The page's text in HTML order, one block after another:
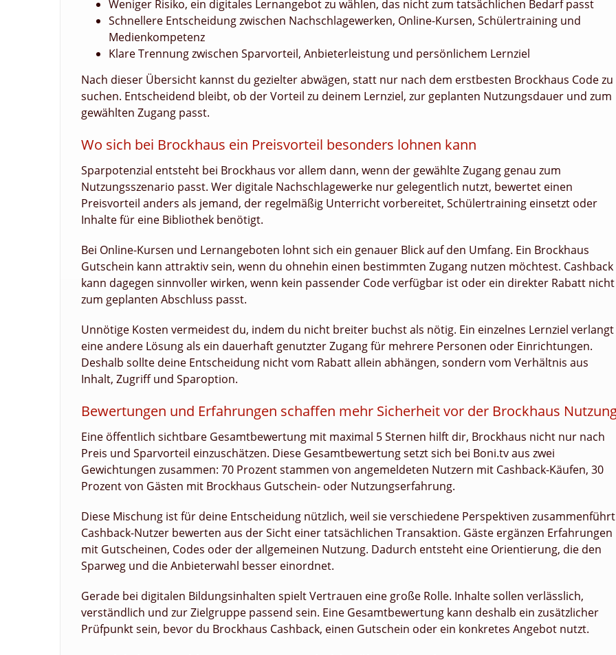
Weniger Risiko, ein digitales Lernangebot zu wählen, das nicht zum tatsächlichen Bedarf passt
Schnellere Entscheidung zwischen Nachschlagewerken, Online-Kursen, Schülertraining und
Medienkompetenz
Klare Trennung zwischen Sparvorteil, Anbieterleistung und persönlichem Lernziel
Nach dieser Übersicht kannst du gezielter abwägen, statt nur nach dem erstbesten Brockhaus Code zu
suchen. Entscheidend bleibt, ob der Vorteil zu deinem Lernziel, zur geplanten Nutzungsdauer und zum
gewählten Zugang passt.
Wo sich bei Brockhaus ein Preisvorteil besonders lohnen kann
Sparpotenzial entsteht bei Brockhaus vor allem dann, wenn der gewählte Zugang genau zum
Nutzungsszenario passt. Wer digitale Nachschlagewerke nur gelegentlich nutzt, bewertet einen
Preisvorteil anders als jemand, der regelmäßig Unterricht vorbereitet, Schülertraining einsetzt oder
Inhalte für eine Bibliothek benötigt.
Bei Online-Kursen und Lernangeboten lohnt sich ein genauer Blick auf den Umfang. Ein Brockhaus
Gutschein kann attraktiv sein, wenn du ohnehin einen bestimmten Zugang nutzen möchtest. Cashback
kann dagegen sinnvoller wirken, wenn kein passender Code verfügbar ist oder ein direkter Rabatt nicht
zum geplanten Abschluss passt.
Unnötige Kosten vermeidest du, indem du nicht breiter buchst als nötig. Ein einzelnes Lernziel verlangt
eine andere Lösung als ein dauerhaft genutzter Zugang für mehrere Personen oder Einrichtungen.
Deshalb sollte deine Entscheidung nicht vom Rabatt allein abhängen, sondern vom Verhältnis aus
Inhalt, Zugriff und Sparoption.
Bewertungen und Erfahrungen schaffen mehr Sicherheit vor der Brockhaus
Eine öffentlich sichtbare Gesamtbewertung mit maximal 5 Sternen hilft dir, Brockhaus nicht nur nach
Preis und Sparvorteil einzuschätzen. Diese Gesamtbewertung setzt sich bei Boni.tv aus zwei
Gewichtungen zusammen: 70 Prozent stammen von angemeldeten Nutzern mit Cashback-Käufen, 30
Prozent von Gästen mit Brockhaus Gutschein- oder Nutzungserfahrung.
Diese Mischung ist für deine Entscheidung nützlich, weil sie verschiedene Perspektiven
Cashback-Nutzer bewerten aus der Sicht einer tatsächlichen Transaktion. Gäste ergänzen Erfahrungen
mit Gutscheinen, Codes oder der allgemeinen Nutzung. Dadurch entsteht eine Orientierung, die den
Sparweg und die Anbieterwahl besser einordnet.
Gerade bei digitalen Bildungsinhalten spielt Vertrauen eine große Rolle. Inhalte sollen verlässlich,
verständlich und zur Zielgruppe passend sein. Eine Gesamtbewertung kann deshalb ein zusätzlicher
Prüfpunkt sein, bevor du Brockhaus Cashback, einen Gutschein oder ein konkretes Angebot nutzt.